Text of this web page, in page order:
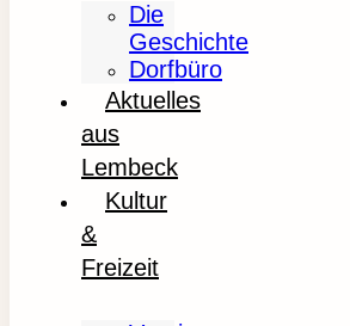
Die
Geschichte
Dorfbüro
Aktuelles
aus
Lembeck
Kultur
&
Freizeit